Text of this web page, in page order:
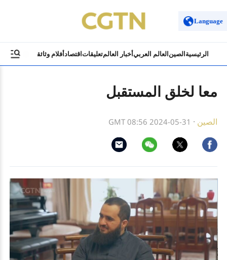
Language
الرئيسية الصين العالم العربيأخبار العالمتعليقات اقتصادأفلام وثائقية ثقافة
معا لخلق المستقبل
الصين ·
GMT 08:56 2024-05-31